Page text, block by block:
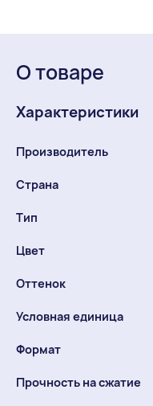
О товаре
Характеристики
Производитель
Страна
Тип
Цвет
Оттенок
Условная единица
Формат
Прочность на сжатие